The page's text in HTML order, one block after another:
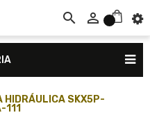
 
HIDRÁULICA SKX5P-
111